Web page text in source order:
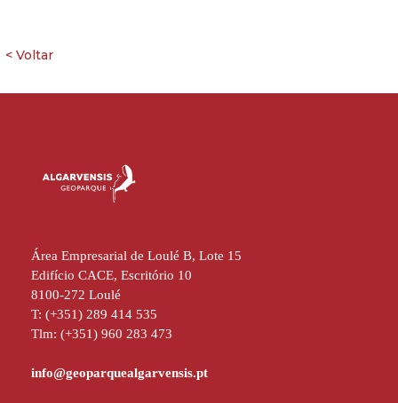
Área Empresarial de Loulé B, Lote 15
Edifício CACE, Escritório 10
8100-272 Loulé
T: (+351) 289 414 535
Tlm: (+351) 960 283 473